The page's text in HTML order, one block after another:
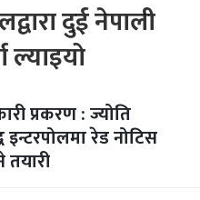
दुई नेपाली
ल्याइयो
प्रकरण : ज्योति
रेड नोटिस
तयारी